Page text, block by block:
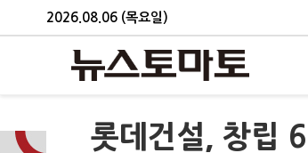
2026.08.06 (목요일)
롯데건설, 창립